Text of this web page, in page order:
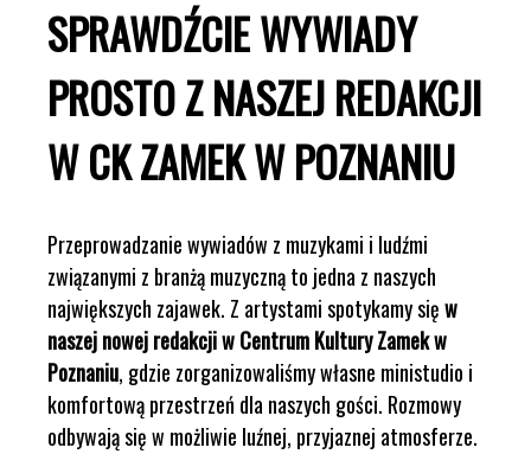
SPRAWDŹCIE WYWIADY
PROSTO Z NASZEJ REDAKCJI
W CK ZAMEK W POZNANIU
Przeprowadzanie wywiadów z muzykami i ludźmi
związanymi z branżą muzyczną to jedna z naszych
największych zajawek. Z artystami spotykamy sięw
naszej nowej redakcji w Centrum Kultury Zamek w
Poznaniu, gdzie zorganizowaliśmy własne ministudio i
komfortową przestrzeń dla naszych gości. Rozmowy
odbywają się w możliwie luźnej, przyjaznej atmosferze.